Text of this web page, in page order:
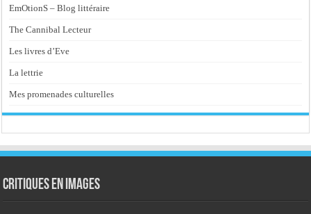
EmOtionS – Blog littéraire
The Cannibal Lecteur
Les livres d’Eve
La lettrie
Mes promenades culturelles
Critiques en images